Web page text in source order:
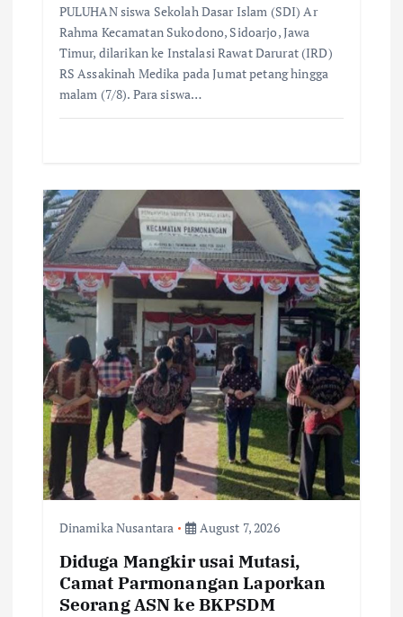
PULUHAN siswa Sekolah Dasar Islam (SDI) Ar
Rahma Kecamatan Sukodono, Sidoarjo, Jawa
Timur, dilarikan ke Instalasi Rawat Darurat (IRD)
RS Assakinah Medika pada Jumat petang hingga
malam (7/8). Para siswa…
Dinamika Nusantara August 7, 2026
Diduga Mangkir usai Mutasi,
Camat Parmonangan Laporkan
Seorang ASN ke BKPSDM